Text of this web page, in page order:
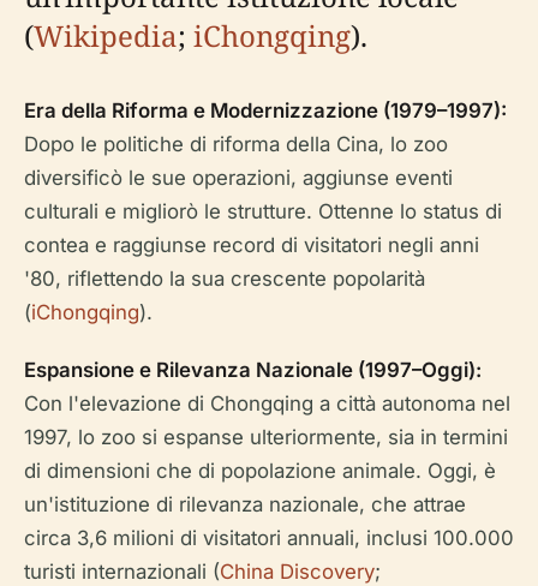
(Wikipedia; iChongqing).
Era della Riforma e Modernizzazione (1979–1997):
Dopo le politiche di riforma della Cina, lo zoo
diversificò le sue operazioni, aggiunse eventi
culturali e migliorò le strutture. Ottenne lo status di
contea e raggiunse record di visitatori negli anni
'80, riflettendo la sua crescente popolarità
(iChongqing).
Espansione e Rilevanza Nazionale (1997–Oggi):
Con l'elevazione di Chongqing a città autonoma nel
1997, lo zoo si espanse ulteriormente, sia in termini
di dimensioni che di popolazione animale. Oggi, è
un'istituzione di rilevanza nazionale, che attrae
circa 3,6 milioni di visitatori annuali, inclusi 100.000
turisti internazionali (China Discovery;